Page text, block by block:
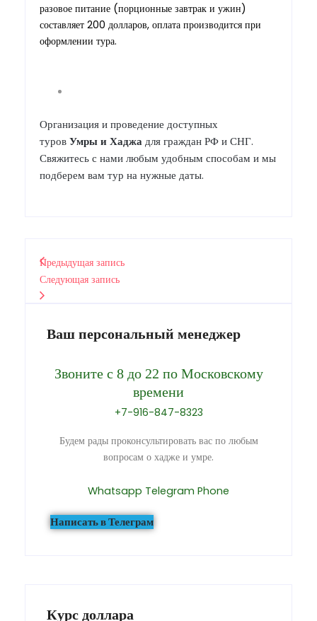
разовое питание (порционные завтрак и ужин)
составляет 200 долларов, оплата производится при
оформлении тура.
Организация и проведение доступных
туров Умры и Хаджадля граждан РФ и СНГ.
Свяжитесь с нами любым удобным способам и мы
подберем вам тур на нужные даты.
Предыдущая запись
Следующая запись
Ваш персональный менеджер
Звоните с 8 до 22 по Московскому
времени
+7-916-847-8323
Будем рады проконсультировать вас по любым
вопросам о хадже и умре.
Whatsapp Telegram Phone
Написать в Телеграм
Курс доллара